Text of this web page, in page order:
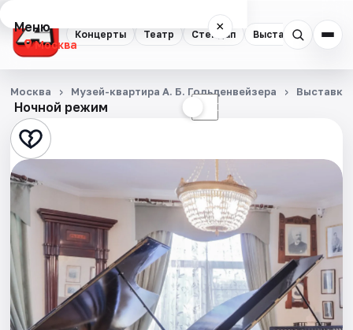
Концерты Театр Стендап Выставки
Меню ×
Москва
Концерты
Театр
Стендап
Выставки
Квесты
Экскурсии
Спорт
Ночной режим ☾
Москва Музей-квартира А. Б. Гольденвейзера Выставки